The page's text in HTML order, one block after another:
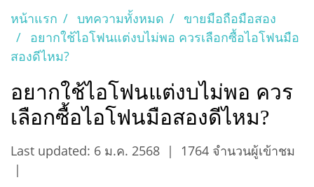
หน้าแรก บทความทั้งหมด
ขายมือถือมือสอง
อยากใช้ไอโฟนแต่งบไม่พอ ควรเลือกซื้อไอโฟนมือ
สองดีไหม?
อยากใช้ไอโฟนแต่งบไม่พอ ควร
เลือกซื้อไอโฟนมือสองดีไหม?
Last updated: 6 ม.ค. 2568 |
1764 จำนวนผู้เข้าชม
|